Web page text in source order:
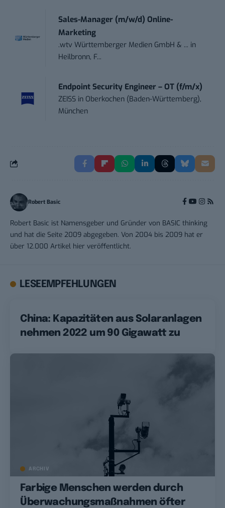
Sales-Manager (m/w/d) Online-
Marketing
.wtv Württemberger Medien GmbH & ... in
Heilbronn, F...
Endpoint Security Engineer – OT (f/m/x)
ZEISS in Oberkochen (Baden-Württemberg),
München
Robert Basic
Robert Basic ist Namensgeber und Gründer von BASIC thinking
und hat die Seite 2009 abgegeben. Von 2004 bis 2009 hat er
über 12.000 Artikel hier veröffentlicht.
LESEEMPFEHLUNGEN
China: Kapazitäten aus Solaranlagen
nehmen 2022 um 90 Gigawatt zu
ARCHIV
Farbige Menschen werden durch
Überwachungsmaßnahmen öfter